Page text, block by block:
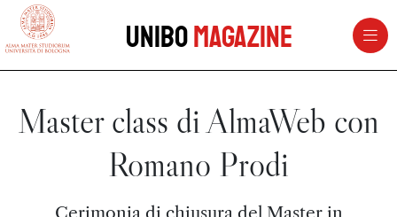
vai al contenuto della pagina
UniboMagazine
Master class di AlmaWeb con
Romano Prodi
Cerimonia di chiusura del Master in